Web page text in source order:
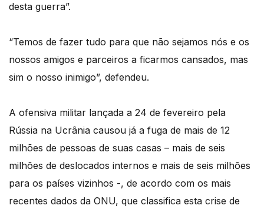
desta guerra”.
“Temos de fazer tudo para que não sejamos nós e os
nossos amigos e parceiros a ficarmos cansados, mas
sim o nosso inimigo”, defendeu.
A ofensiva militar lançada a 24 de fevereiro pela
Rússia na Ucrânia causou já a fuga de mais de 12
milhões de pessoas de suas casas – mais de seis
milhões de deslocados internos e mais de seis milhões
para os países vizinhos -, de acordo com os mais
recentes dados da ONU, que classifica esta crise de